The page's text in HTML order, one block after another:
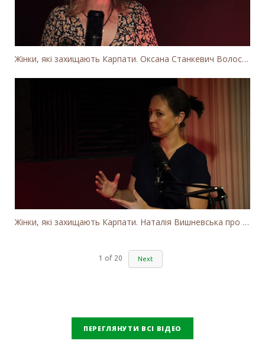
Жінки, які захищають Карпати. Оксана Станкевич Волосянчук про вітряки на високогір'ї Карпат
Жінки, які захищають Карпати. Наталія Вишневська про вітряки в Закарпатті та участь громадськості
1 of 20 Next
ПЕРЕГЛЯНУТИ ВСІ ВІДЕО